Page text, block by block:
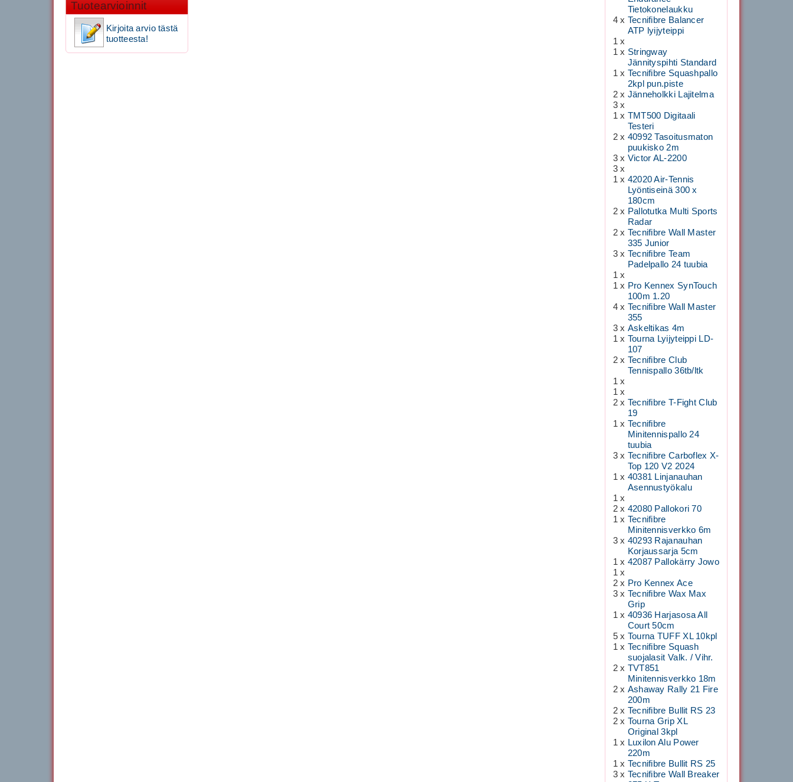
Tuotearvioinnit
Kirjoita arvio tästä
tuotteesta!
Tietokonelaukku
4 x Tecnifibre Balancer
ATP lyijyteippi
1 x
1 x Stringway
Jännityspihti Standard
1 x Tecnifibre Squashpallo
2kpl pun.piste
2 x Jänneholkki Lajitelma
3 x
1 x TMT500 Digitaali
Testeri
2 x 40992 Tasoitusmaton
puukisko 2m
3 x Victor AL-2200
3 x
1 x 42020 Air-Tennis
Lyöntiseinä 300 x
180cm
2 x Pallotutka Multi Sports
Radar
2 x Tecnifibre Wall Master
335 Junior
3 x Tecnifibre Team
Padelpallo 24 tuubia
1 x
1 x Pro Kennex SynTouch
100m 1.20
4 x Tecnifibre Wall Master
355
3 x Askeltikas 4m
1 x Tourna Lyijyteippi LD-
107
2 x Tecnifibre Club
Tennispallo 36tb/ltk
1 x
1 x
2 x Tecnifibre T-Fight Club
19
1 x Tecnifibre
Minitennispallo 24
tuubia
3 x Tecnifibre Carboflex X-
Top 120 V2 2024
1 x 40381 Linjanauhan
Asennustyökalu
1 x
2 x 42080 Pallokori 70
1 x Tecnifibre
Minitennisverkko 6m
3 x 40293 Rajanauhan
Korjaussarja 5cm
1 x 42087 Pallokärry Jowo
1 x
2 x Pro Kennex Ace
3 x Tecnifibre Wax Max
Grip
1 x 40936 Harjasosa All
Court 50cm
5 x Tourna TUFF XL 10kpl
1 x Tecnifibre Squash
suojalasit Valk. / Vihr.
2 x TVT851
Minitennisverkko 18m
2 x Ashaway Rally 21 Fire
200m
2 x Tecnifibre Bullit RS 23
2 x Tourna Grip XL
Original 3kpl
1 x Luxilon Alu Power
220m
1 x Tecnifibre Bullit RS 25
3 x Tecnifibre Wall Breaker